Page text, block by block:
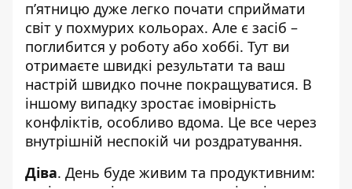
пʼятницю дуже легко почати сприймати
світ у похмурих кольорах. Але є засіб –
поглибится у роботу або хоббі. Тут ви
отримаєте швидкі результати та ваш
настрій швидко почне покращуватися. В
іншому випадку зростає імовірність
конфліктів, особливо вдома. Це все через
внутрішній неспокій чи роздратування.
Діва. День буде живим та продуктивним: